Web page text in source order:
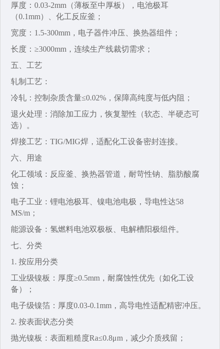
厚度：0.03-2mm（薄板至中厚板），电池极耳
（0.1mm）、化工反应釜；
宽度‌：1.5-300mm，电子器件冲压、换热器组件；
长度‌：≥3000mm，连续生产线裁切需求；
五、工艺‌
轧制工艺‌：
冷轧‌：控制杂质含量≤0.02%，保障高纯度与低内阻；
退火处理‌：消除加工应力，恢复塑性（软态、半硬态可
选）。
焊接工艺‌：TIG/MIG焊，适配化工设备密封连接。
六、用途‌
化工领域‌：反应釜、换热器管道，耐苛性钠、脂肪酸腐
蚀；
电子工业‌：锂电池极耳、镍电池电极，导电性达58
MS/m；
能源设备‌：氢燃料电池双极板、电解槽阳极组件。
七、分类‌
1. 按应用分类‌
工业级镍板‌：厚度≥0.5mm，耐腐蚀性优先（如化工设
备）；
电子级镍箔‌：厚度0.03-0.1mm，高导电性适配精密冲压。
2. 按表面状态分类‌
抛光镍板‌：表面粗糙度Ra≤0.8μm，减少介质残留；